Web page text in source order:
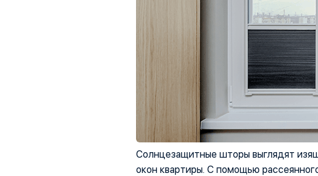
Солнцезащитные шторы выглядят
окон квартиры. С помощью